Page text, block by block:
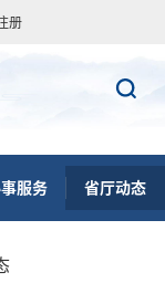
册
服务 省厅动态